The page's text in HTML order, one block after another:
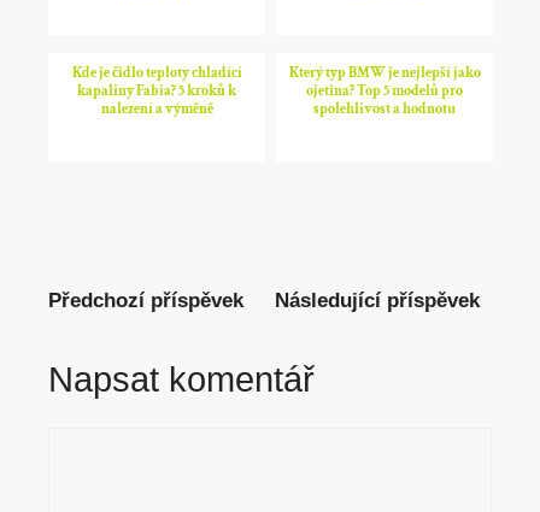
Kde je čidlo teploty chladící
kapaliny Fabia? 5 kroků k
nalezení a výměně
Který typ BMW je nejlepší jako
ojetina? Top 5 modelů pro
spolehlivost a hodnotu
Předchozí příspěvek Následující příspěvek
Napsat komentář